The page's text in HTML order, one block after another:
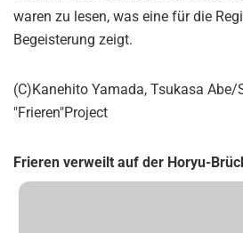
waren zu lesen, was eine für die
Begeisterung zeigt.
(C)Kanehito Yamada, Tsukasa
"Frieren"Project
Frieren verweilt auf der Horyu-